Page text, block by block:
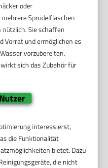
oder
Sprudelflaschen
Sie schaffen
Vorrat und ermöglichen es
vorzubereiten.
sich das Zubehör für
interessierst,
die Funktionalität
bietet. Dazu
die nicht